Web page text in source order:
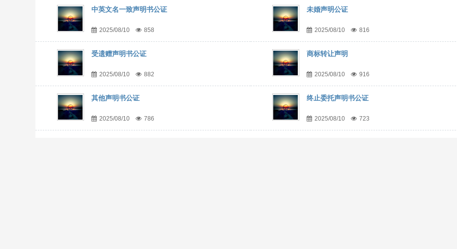
中英文名一致声明书公证
2025/08/10 858
未婚声明公证
2025/08/10 816
受遗赠声明书公证
2025/08/10 882
商标转让声明
2025/08/10 916
其他声明书公证
2025/08/10 786
终止委托声明书公证
2025/08/10 723